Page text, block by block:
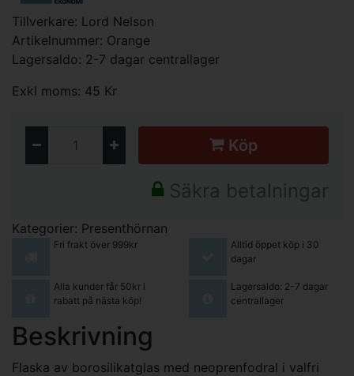
Tillverkare: Lord Nelson
Artikelnummer: Orange
Lagersaldo: 2-7 dagar centrallager
Exkl moms: 45 Kr
Köp
Säkra betalningar
Kategorier: Presenthörnan
Fri frakt över 999kr
Alltid öppet köp i 30
dagar
Alla kunder får 50kr i
rabatt på nästa köp!
Lagersaldo: 2-7 dagar
centrallager
Beskrivning
Flaska av borosilikatglas med neoprenfodral i valfri